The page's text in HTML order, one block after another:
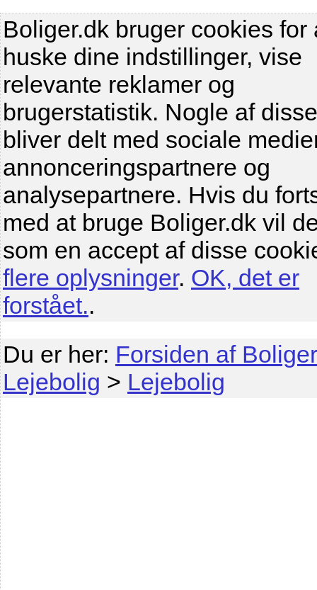
Boliger.dk bruger cookies for
huske dine indstillinger, vise
relevante reklamer og
brugerstatistik. Nogle af
bliver delt med sociale
annonceringspartnere og
analysepartnere. Hvis du
med at bruge Boliger.dk vil
som en accept af disse
flere oplysninger. OK, det er
forstået..
Du er her: Forsiden af
Lejebolig > Lejebolig